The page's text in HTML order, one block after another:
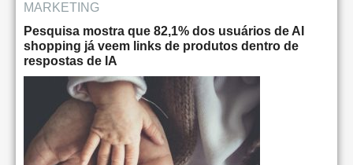
MARKETING
Pesquisa mostra que 82,1% dos usuários de AI
shopping já veem links de produtos dentro de
respostas de IA